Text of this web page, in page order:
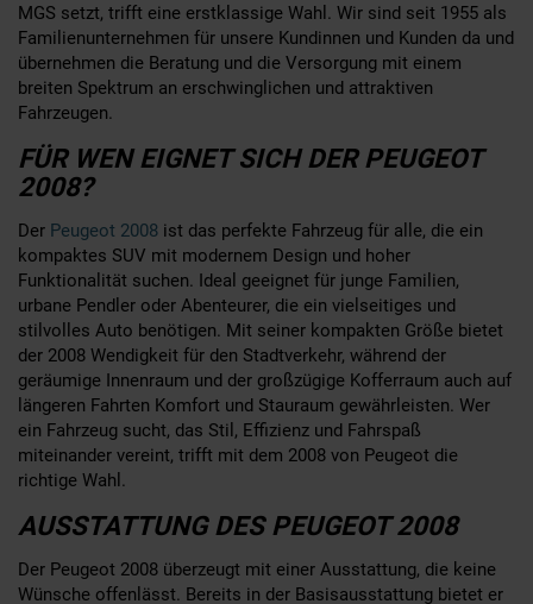
MGS setzt, trifft eine erstklassige Wahl. Wir sind seit 1955 als
Familienunternehmen für unsere Kundinnen und Kunden da und
übernehmen die Beratung und die Versorgung mit einem
breiten Spektrum an erschwinglichen und attraktiven
Fahrzeugen.
FÜR WEN EIGNET SICH DER PEUGEOT
2008?
Der Peugeot 2008 ist das perfekte Fahrzeug für alle, die ein
kompaktes SUV mit modernem Design und hoher
Funktionalität suchen. Ideal geeignet für junge Familien,
urbane Pendler oder Abenteurer, die ein vielseitiges und
stilvolles Auto benötigen. Mit seiner kompakten Größe bietet
der 2008 Wendigkeit für den Stadtverkehr, während der
geräumige Innenraum und der großzügige Kofferraum auch auf
längeren Fahrten Komfort und Stauraum gewährleisten. Wer
ein Fahrzeug sucht, das Stil, Effizienz und Fahrspaß
miteinander vereint, trifft mit dem 2008 von Peugeot die
richtige Wahl.
AUSSTATTUNG DES PEUGEOT 2008
Der Peugeot 2008 überzeugt mit einer Ausstattung, die keine
Wünsche offenlässt. Bereits in der Basisausstattung bietet er